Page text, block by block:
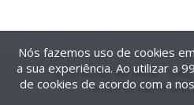
@2014-2026 99Freelas.
Termos de uso|
Nós fazemos uso de cookies
a sua experiência. Ao utilizar a
de cookies de acordo com a